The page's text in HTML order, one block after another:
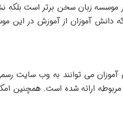
موسسه زبان سخن برتر است
دانش آموزان از آموزش در این
می توانند به وب سایت
ارائه شده است. همچنین